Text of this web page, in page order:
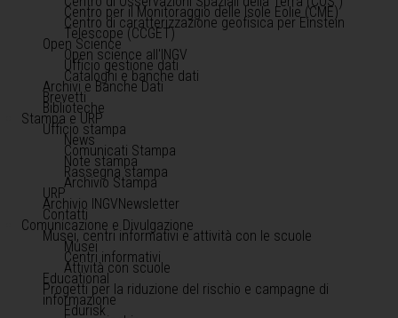
Centro per il Monitoraggio delle Isole Eolie (CME)
Centro di caratterizzazione geofisica per Einstein
Telescope (CCGET)
Open Science
Open science all'INGV
Ufficio gestione dati
Cataloghi e banche dati
Archivi e Banche Dati
Brevetti
Biblioteche
Stampa e URP
Ufficio stampa
News
Comunicati Stampa
Note stampa
Rassegna stampa
Archivio Stampa
URP
Archivio INGVNewsletter
Contatti
Comunicazione e Divulgazione
Musei, centri informativi e attività con le scuole
Musei
Centri informativi
Attività con scuole
Educational
Progetti per la riduzione del rischio e campagne di
informazione
Edurisk